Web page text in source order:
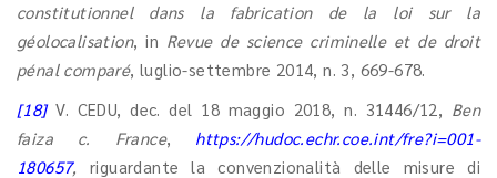
constitutionnel dans la fabrication de la loi sur la
géolocalisation, in Revue de science criminelle et de droit
pénal comparé, luglio-settembre 2014, n. 3, 669-678.
[18]V. CEDU, dec. del 18 maggio 2018, n. 31446/12, Ben
faiza c. France, https://hudoc.echr.coe.int/fre?i=001-
180657, riguardante la convenzionalità delle misure di